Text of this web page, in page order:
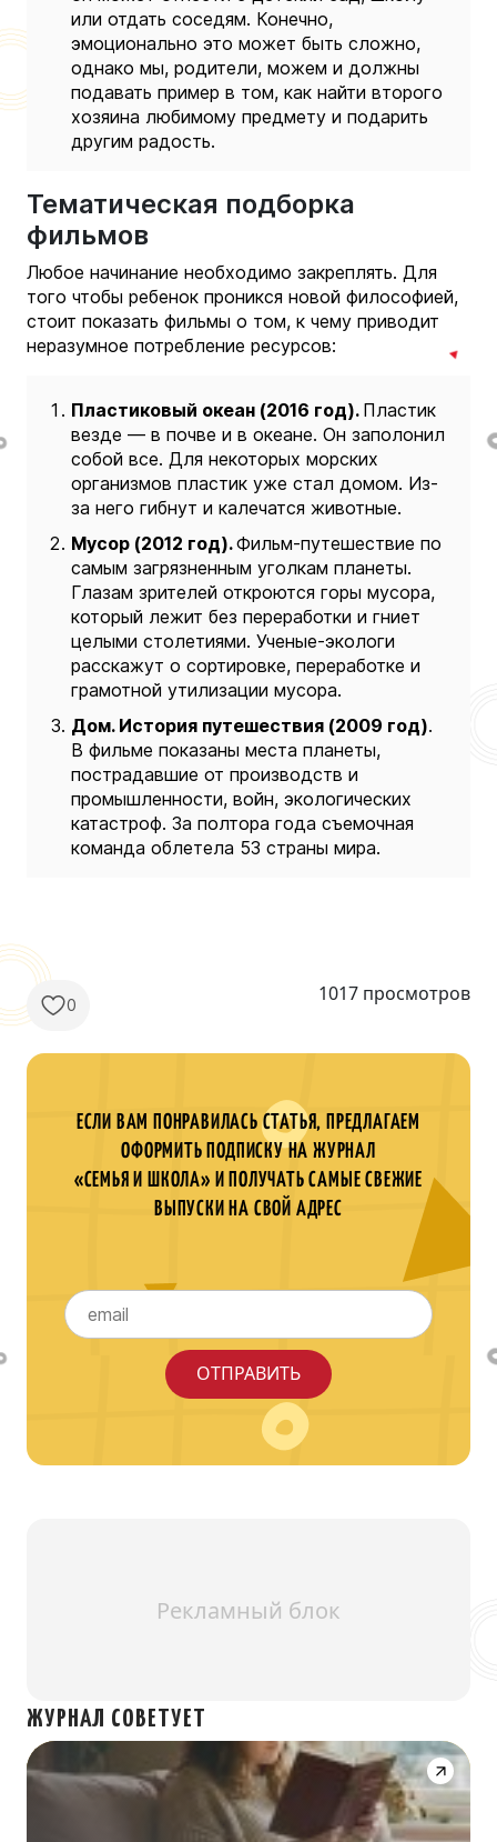
или отдать соседям. Конечно,
эмоционально это может быть сложно,
однако мы, родители, можем и должны
подавать пример в том, как найти второго
хозяина любимому предмету и подарить
другим радость.
Тематическая подборка
фильмов
Любое начинание необходимо закреплять. Для
того чтобы ребенок проникся новой философией,
стоит показать фильмы о том, к чему приводит
неразумное потребление ресурсов:
Пластиковый океан (2016 год). Пластик
везде — в почве и в океане. Он заполонил
собой все. Для некоторых морских
организмов пластик уже стал домом. Из-
за него гибнут и калечатся животные.
Мусор (2012 год).Фильм-путешествие по
самым загрязненным уголкам планеты.
Глазам зрителей откроются горы мусора,
который лежит без переработки и гниет
целыми столетиями. Ученые-экологи
расскажут о сортировке, переработке и
грамотной утилизации мусора.
Дом. История путешествия (2009 год).
В фильме показаны места планеты,
пострадавшие от производств и
промышленности, войн, экологических
катастроф. За полтора года съемочная
команда облетела 53 страны мира.
0 1017 просмотров
ЕСЛИ ВАМ ПОНРАВИЛАСЬ СТАТЬЯ, ПРЕДЛАГАЕМ
ОФОРМИТЬ ПОДПИСКУ НА ЖУРНАЛ
«СЕМЬЯ И ШКОЛА» И ПОЛУЧАТЬ САМЫЕ СВЕЖИЕ
ВЫПУСКИ НА СВОЙ АДРЕС
Рекламный блок
ЖУРНАЛ СОВЕТУЕТ